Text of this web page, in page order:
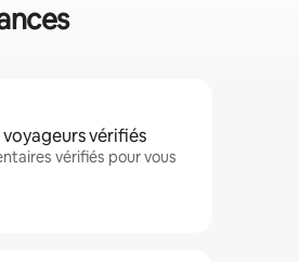
vérifiés
vérifiés pour vous